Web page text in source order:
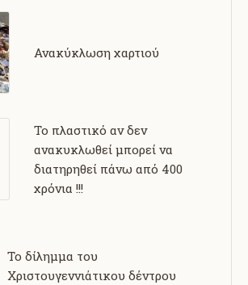
Ανακύκλωση χαρτιού
Το πλαστικό αν δεν
ανακυκλωθεί μπορεί να
διατηρηθεί πάνω από 400
χρόνια !!!
Το δίλημμα του
Χριστουγεννιάτικου δέντρου